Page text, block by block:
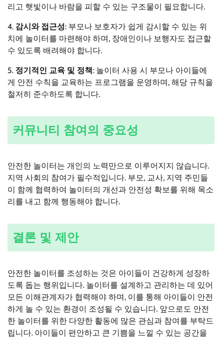
리고 햇빛이나 바람을 피할 수 있는 구조물이 필요합니다.
4. 감시와 접근성: 부모나 보호자가 쉽게 감시할 수 있는 위
치에 놀이터를 마련해야 하며, 장애인이나 보행자도 접근할
수 있도록 배려해야 합니다.
5. 정기적인 교육 및 정책: 놀이터 사용 시 부모나 아이들에
게 안전 수칙을 교육하는 프로그램을 운영하며, 해당 규칙을
철저히 준수하도록 합니다.
커뮤니티 참여의 중요성
안전한 놀이터는 개인의 노력만으로 이루어지지 않습니다.
지역 사회의 참여가 필수적입니다. 부모, 교사, 지역 주민들
이 함께 협력하여 놀이터의 개선과 안전성 확보를 위해 목소
리를 내고 함께 행동해야 합니다.
결론 및 제안
안전한 놀이터를 조성하는 것은 아이들이 건강하게 성장하
도록 돕는 행위입니다. 놀이터를 설계하고 관리하는 데 있어
모든 이해관계자가 협력해야 하며, 이를 통해 아이들이 안전
하게 놀 수 있는 환경이 조성될 수 있습니다. 앞으로도 안전
한 놀이터를 위한 다양한 활동에 많은 관심과 참여를 부탁드
립니다. 아이들이 편안하고 큰 기쁨을 느낄 수 있는 공간을